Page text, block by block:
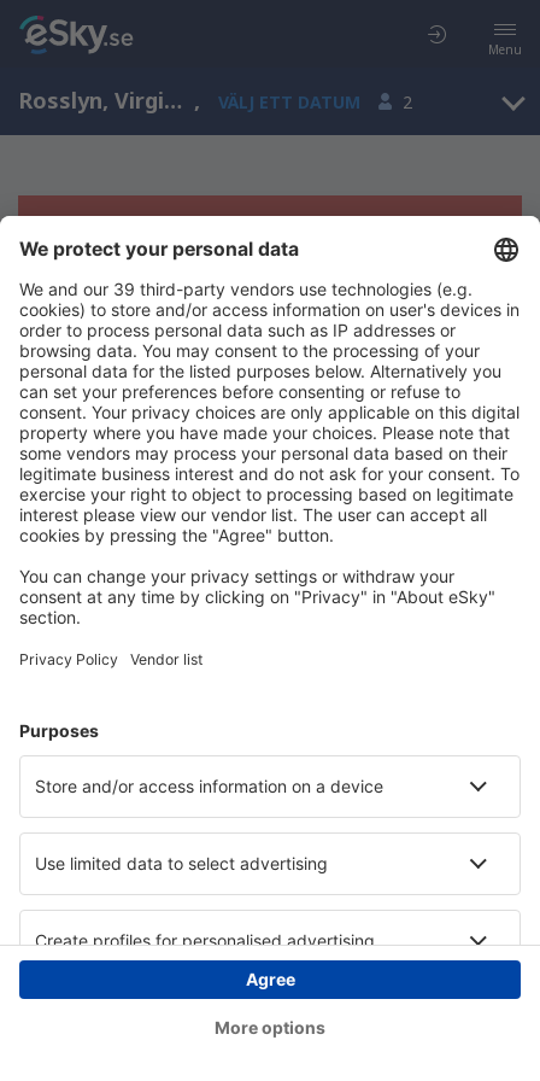
Menu
Rosslyn, Virginia, Amerikas förenta stater , VÄLJ ETT DATUM 2
Tyvärr, inga resultat för denna sökning
Försök att söka med andra kriterier
Copyright © eSky.se. Alla rättigheter förbehålls.